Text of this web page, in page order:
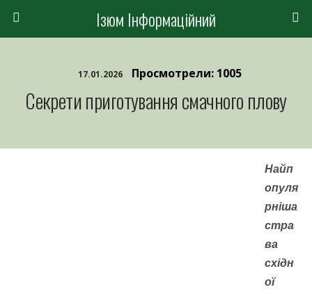
Ізюм Інформаційний
17.01.2026 Просмотрели: 1005
Секрети приготування смачного плову
Найп
опуля
рніша
стра
ва
східн
ої